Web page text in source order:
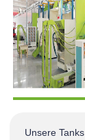
Unsere